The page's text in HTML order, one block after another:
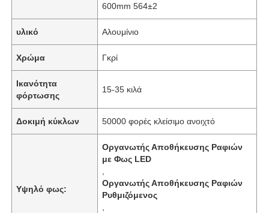
600mm 564±2
υλικό Αλουμίνιο
Χρώμα Γκρί
Ικανότητα
φόρτωσης
15-35 κιλά
Δοκιμή κύκλων 50000 φορές κλείσιμο ανοιχτό
Υψηλό φως:
Οργανωτής Αποθήκευσης Ραφιών
με Φως LED
Οργανωτής Αποθήκευσης Ραφιών
Ρυθμιζόμενος